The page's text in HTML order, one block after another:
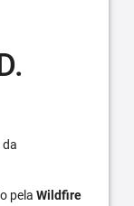
da
pela Wildfire